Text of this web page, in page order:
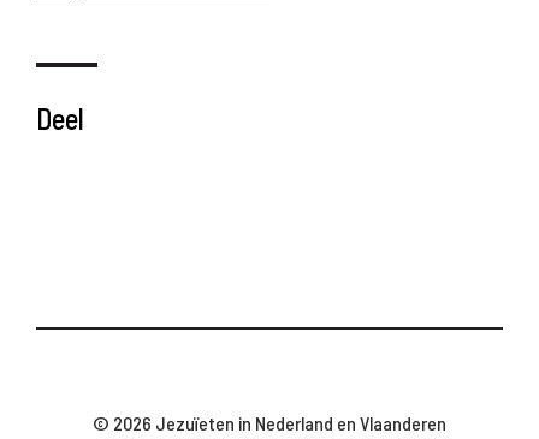
Deel
© 2026 Jezuïeten in Nederland en Vlaanderen